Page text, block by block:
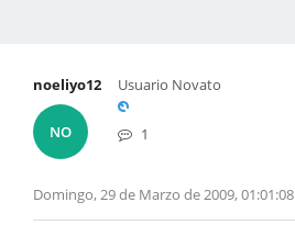
noeliyo12
NO
Usuario Novato
1
Domingo, 29 de Marzo de 2009, 01:01:08